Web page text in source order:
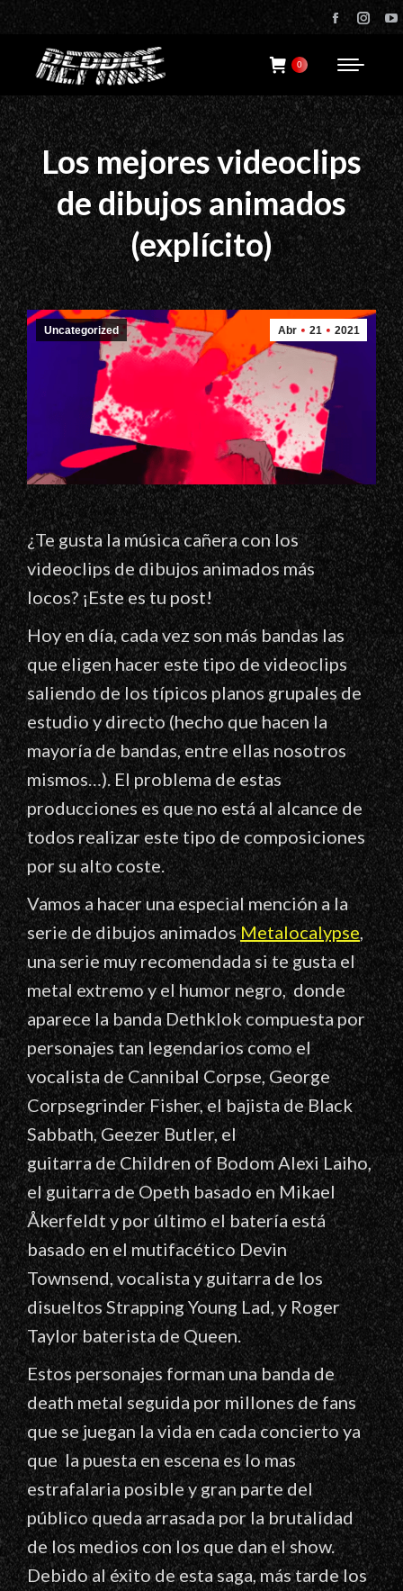
page
opens
newnew
0
Los mejores videoclips
de dibujos animados
(explícito)
Abr 21 2021
Uncategorized
¿Te gusta la música cañera con los
videoclips de dibujos animados más
locos? ¡Este es tu post!
Hoy en día, cada vez son más bandas las
que eligen hacer este tipo de videoclips
saliendo de los típicos planos grupales de
estudio y directo (hecho que hacen la
mayoría de bandas, entre ellas nosotros
mismos…). El problema de estas
producciones es que no está al alcance de
todos realizar este tipo de composiciones
por su alto coste.
Vamos a hacer una especial mención a la
serie de dibujos animadosMetalocalypse,
una serie muy recomendada si te gusta el
metal extremo y el humor negro, donde
aparece la banda Dethklok compuesta por
personajes tan legendarios como el
vocalista de Cannibal Corpse, George
Corpsegrinder Fisher, el bajista de Black
Sabbath, Geezer Butler, el
guitarra de Children of Bodom Alexi Laiho,
el guitarra de Opeth basado en Mikael
Åkerfeldt y por último el batería está
basado en el mutifacético Devin
Townsend, vocalista y guitarra de los
disueltos Strapping Young Lad, y Roger
Taylor baterista de Queen.
Estos personajes forman una banda de
death metal seguida por millones de fans
que se juegan la vida en cada concierto ya
que la puesta en escena es lo mas
estrafalaria posible y gran parte del
público queda arrasada por la brutalidad
de los medios con los que dan el show.
Debido al éxito de esta saga, más tarde los